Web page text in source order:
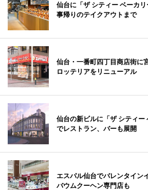
仙台に「ザ シティー ベーカ
事帰りのテイクアウトまで
仙台・一番町四丁目商店街に
ロッテリアをリニューアル
仙台の新ビルに「ザ シティ
でレストラン、バーも展開
エスパル仙台でバレンタイ
バウムクーヘン専門店も